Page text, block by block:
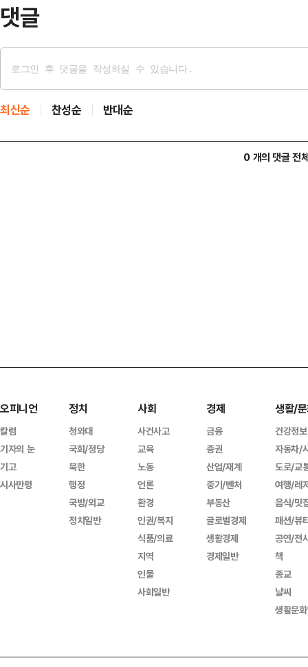
댓글
최신순 찬성순 반대순
0 개의 댓글 전
오피니언
칼럼
기자의 눈
기고
시사만평
정치
청와대
국회/정당
북한
행정
국방/외교
정치일반
사회
사건사고
교육
노동
언론
환경
인권/복지
식품/의료
지역
인물
사회일반
경제
금융
증권
산업/재계
중기/벤처
부동산
글로벌경제
생활경제
경제일반
생활/
건강정보
자동차/
도로/교
여행/레
음식/맛
패션/뷰
공연/전
책
종교
날씨
생활문